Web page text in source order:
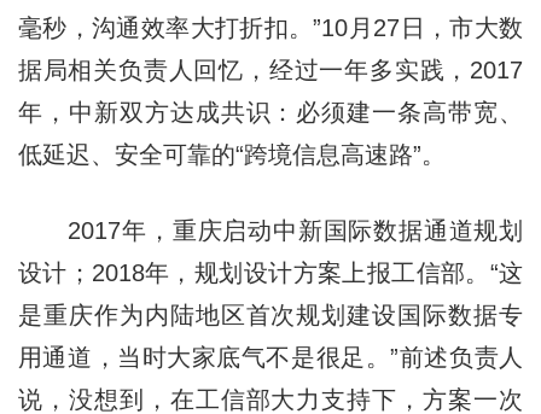
毫秒，沟通效率大打折扣。”10月27日，市大数
据局相关负责人回忆，经过一年多实践，2017
年，中新双方达成共识：必须建一条高带宽、
低延迟、安全可靠的“跨境信息高速路”。
2017年，重庆启动中新国际数据通道规划
设计；2018年，规划设计方案上报工信部。“这
是重庆作为内陆地区首次规划建设国际数据专
用通道，当时大家底气不是很足。”前述负责人
说，没想到，在工信部大力支持下，方案一次